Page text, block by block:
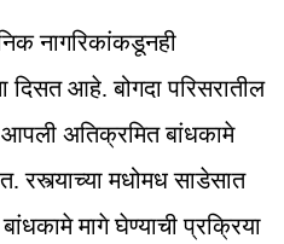
नागरिकांकडूनही
दिसत आहे. बोगदा परिसरातील
आपली अतिक्रमित बांधकामे
मधोमध साडेसात
मागे घेण्याची प्रक्रिया